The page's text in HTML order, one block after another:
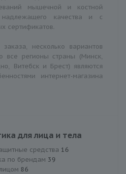
мышечной и костной
качества и с
сертификатов.
несколько вариантов
все регионы страны (Минск,
Витебск и Брест) являются
интернет-магазина
для лица и тела
средства 16
по брендам 39
86